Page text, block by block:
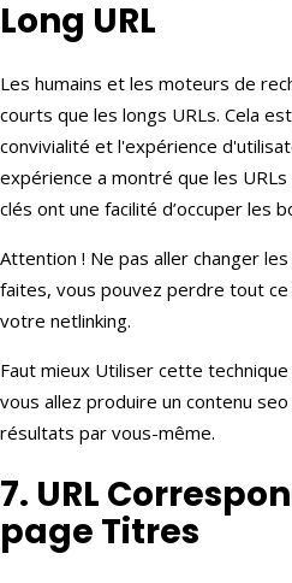
Long URL
Les humains et les moteurs de
courts que les longs URLs. Cela
convivialité et l'expérience
expérience a montré que les
clés ont une facilité d’occuper les
Attention ! Ne pas aller changer
faites, vous pouvez perdre tout ce
votre netlinking.
Faut mieux Utiliser cette
vous allez produire un contenu
résultats par vous-même.
7. URL
page Titres